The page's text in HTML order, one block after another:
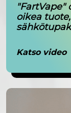
"FartVape"
oikea
Katso video